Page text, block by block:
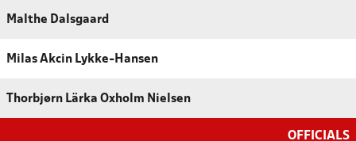
Malthe Dalsgaard
Milas Akcin Lykke-Hansen
Thorbjørn Lärka Oxholm Nielsen
OFFICIALS